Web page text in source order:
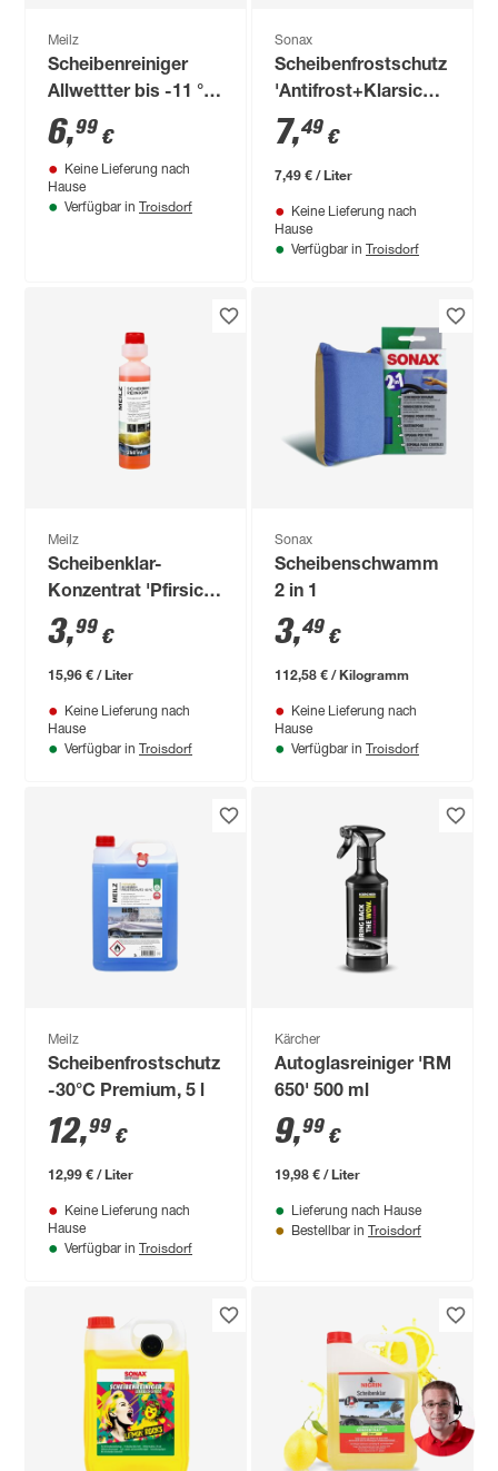
Meilz
Scheibenreiniger
Allwettter bis -11 °C
3 l
6,99 €
Keine Lieferung nach
Hause
Verfügbar in Troisdorf
Sonax
Scheibenfrostschutz
'Antifrost+Klarsicht'
Konzentrat bis -30
°C 1 l
7,49 €
7,49 € / Liter
Keine Lieferung nach
Hause
Verfügbar in Troisdorf
Meilz
Scheibenklar-
Konzentrat 'Pfirsich'
250 ml
3,99 €
15,96 € / Liter
Keine Lieferung nach
Hause
Verfügbar in Troisdorf
Sonax
Scheibenschwamm
2 in 1
3,49 €
112,58 € / Kilogramm
Keine Lieferung nach
Hause
Verfügbar in Troisdorf
Meilz
Scheibenfrostschutz
-30°C Premium, 5 l
12,99 €
12,99 € / Liter
Keine Lieferung nach
Hause
Verfügbar in Troisdorf
Kärcher
Autoglasreiniger 'RM
650' 500 ml
9,99 €
19,98 € / Liter
Lieferung nach Hause
Bestellbar in Troisdorf